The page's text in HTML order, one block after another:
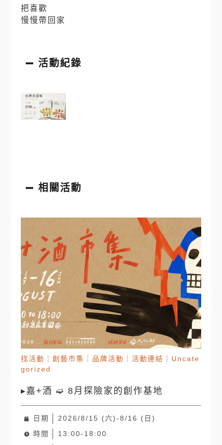
把喜歡
慢慢帶回家
活動紀錄
相關活動
找活動 ｜創藝市集 品牌活動 ｜活動連結
Uncate
gorized
▸嘉+酒 ➫ 8月探險家的創作基地
日期
2026/8/15 (六)-8/16 (日)
時間
13:00-18:00